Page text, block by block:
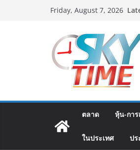
Friday, August 7, 2026
ตลาด หุ้น-การ
ในประเทศ ป